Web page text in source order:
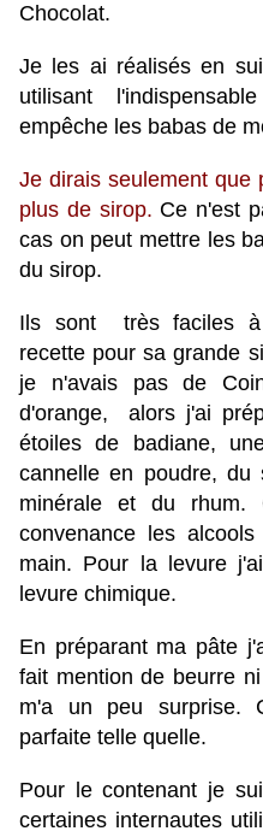
Chocolat.
Je les ai réalisés en
utilisant
empêche les babas de
Je dirais seulement que
plus de sirop. Ce n'est
cas on peut mettre les
du sirop.
Ils sont très faciles à
recette pour sa grande
je n'avais pas de
d'orange, alors j'ai
étoiles de badiane,
cannelle en poudre, du
minérale et du
convenance les
main. Pour la levure
levure chimique.
En préparant ma pâte
fait mention de beurre
m'a un peu surprise.
parfaite telle quelle.
Pour le contenant je
certaines internautes